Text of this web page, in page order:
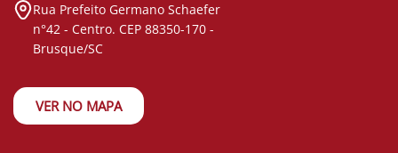
Rua Prefeito Germano Schaefer
n°42 - Centro. CEP 88350-170 -
Brusque/SC
VER NO MAPA